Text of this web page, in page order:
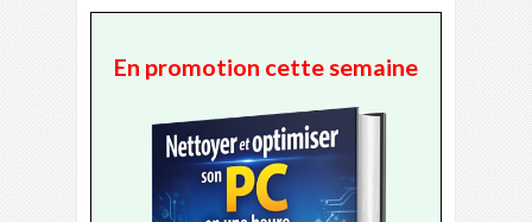
En promotion cette semaine